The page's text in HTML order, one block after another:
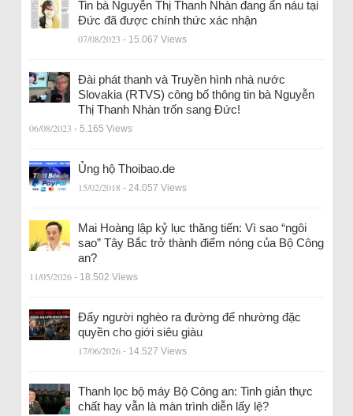
Tin bà Nguyễn Thị Thanh Nhàn đang ẩn náu tại
Đức đã được chính thức xác nhận
07/08/2023 - 15.067 Views
Đài phát thanh và Truyền hình nhà nước
Slovakia (RTVS) công bố thông tin bà Nguyễn
Thị Thanh Nhàn trốn sang Đức!
06/08/2023 - 5.165 Views
Ủng hộ Thoibao.de
15/02/2018 - 24.057 Views
Mai Hoàng lập kỷ lục thăng tiến: Vì sao “ngôi
sao” Tây Bắc trở thành điểm nóng của Bộ Công
an?
11/05/2026 - 18.502 Views
Đẩy người nghèo ra đường để nhường đặc
quyền cho giới siêu giàu
17/06/2026 - 14.527 Views
Thanh lọc bộ máy Bộ Công an: Tinh giản thực
chất hay vẫn là màn trình diễn lấy lệ?